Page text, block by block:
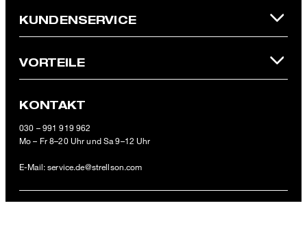
Rucksack Stockwell Eddie, schwarz
139,95 €
inkl. MwSt
**Der 10 € Gutschein ist einmalig ab einem Mindestbestellwert von
100 € (Wert nach Abzug von Retouren/Warenrückgaben) im
KUNDENSERVICE
VORTEILE
KONTAKT
030 – 991 919 962
Mo – Fr 8–20 Uhr und Sa 9–12 Uhr
E-Mail:service.de@strellson.com